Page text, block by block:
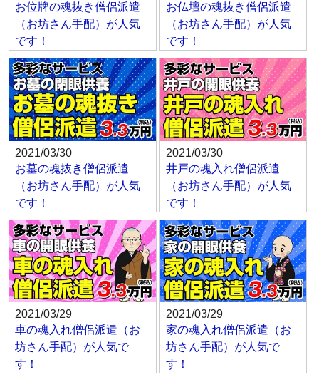
お位牌の魂抜き僧侶派遣
（お坊さん手配）が人気
です！
お仏壇の魂抜き僧侶派遣
（お坊さん手配）が人気
です！
2021/03/30
お墓の魂抜き僧侶派遣
（お坊さん手配）が人気
です！
2021/03/30
井戸の魂入れ僧侶派遣
（お坊さん手配）が人気
です！
2021/03/29
車の魂入れ僧侶派遣（お
坊さん手配）が人気で
す！
2021/03/29
家の魂入れ僧侶派遣（お
坊さん手配）が人気で
す！